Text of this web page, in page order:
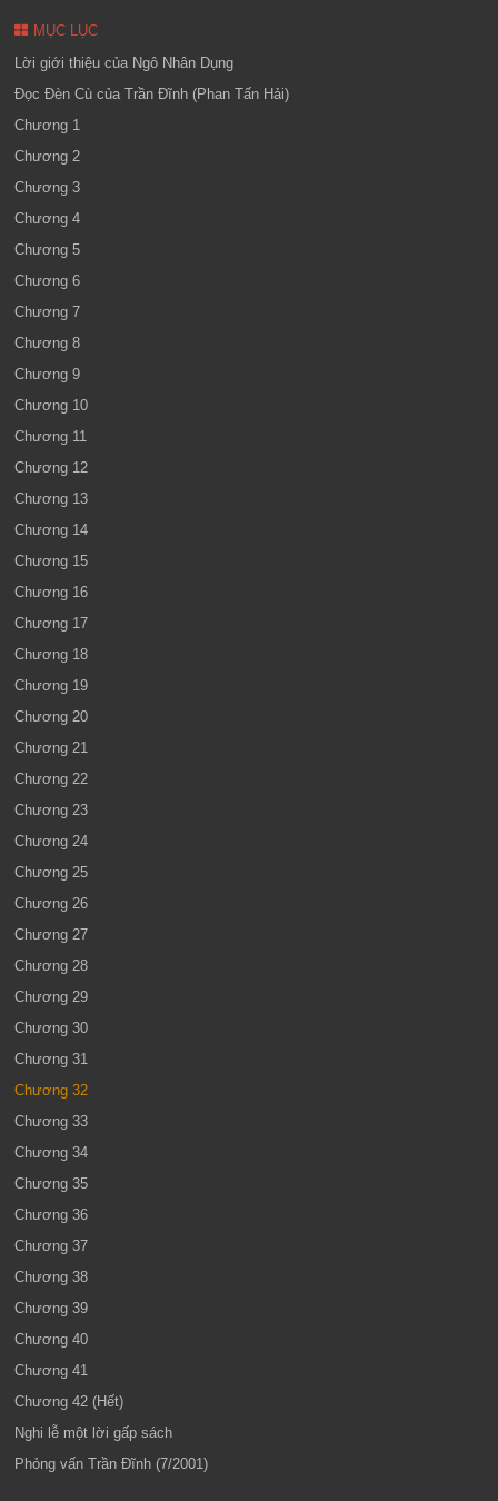
MỤC LỤC
Lời giới thiệu của Ngô Nhân Dụng
Đọc Đèn Cù của Trần Đĩnh (Phan Tấn Hải)
Chương 1
Chương 2
Chương 3
Chương 4
Chương 5
Chương 6
Chương 7
Chương 8
Chương 9
Chương 10
Chương 11
Chương 12
Chương 13
Chương 14
Chương 15
Chương 16
Chương 17
Chương 18
Chương 19
Chương 20
Chương 21
Chương 22
Chương 23
Chương 24
Chương 25
Chương 26
Chương 27
Chương 28
Chương 29
Chương 30
Chương 31
Chương 32
Chương 33
Chương 34
Chương 35
Chương 36
Chương 37
Chương 38
Chương 39
Chương 40
Chương 41
Chương 42 (Hết)
Nghi lễ một lời gấp sách
Phỏng vấn Trần Đĩnh (7/2001)